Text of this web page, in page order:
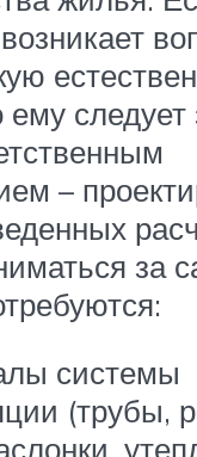
ему следует
–
за
системы
(трубы,